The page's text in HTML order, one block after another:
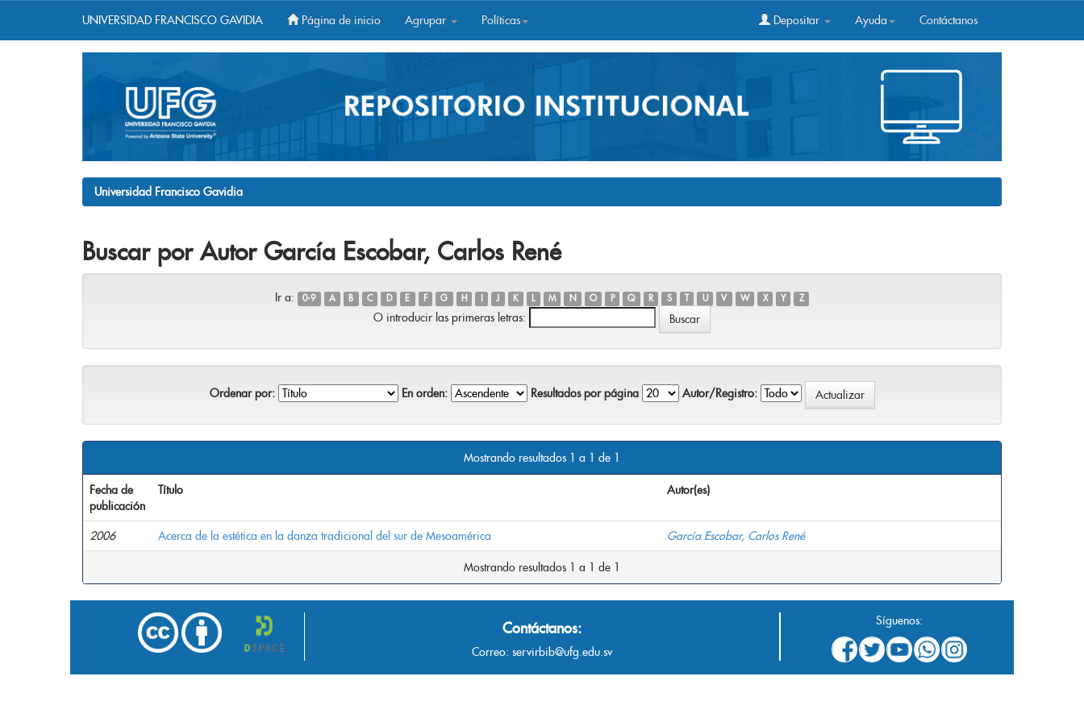
UNIVERSIDAD FRANCISCO GAVIDIA Página de inicio Agrupar Políticas Depositar Ayuda Contáctanos
Universidad Francisco Gavidia
Buscar por Autor García Escobar, Carlos René
Ir a: 0-9 A B C D E F G H J K L M N O P Q R S T U V W X Y Z
O introducir las primeras letras:
Ordenar por: En orden: Resultados por página Autor/Registro:
Mostrando resultados 1 a 1 de 1
Fecha de
publicación
Título Autor(es)
2006 Acerca de la estética en la danza tradicional del sur de Mesoamérica García Escobar, Carlos René
Mostrando resultados 1 a 1 de 1
Contáctanos:
Correo: servirbib@ufg.edu.sv
Síguenos: